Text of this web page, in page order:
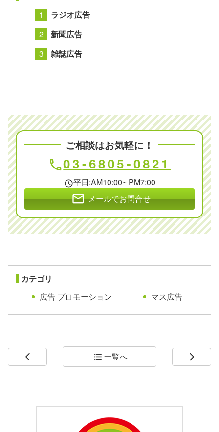
ラジオ広告
新聞広告
雑誌広告
ご相談はお気軽に！
phone03-6805-0821
schedule平日:AM10:00~ PM7:00
mail メールでお問合せ
カテゴリ
広告 プロモーション
マス広告
arrow_back_ios format_list_bulleted 一覧へ arrow_forward_ios